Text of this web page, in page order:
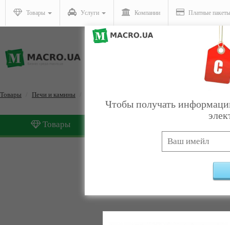
Товары Услуги Компании Платные пакеты
Товары Печи и камины
Товары
Топки каминные
Чтобы получать